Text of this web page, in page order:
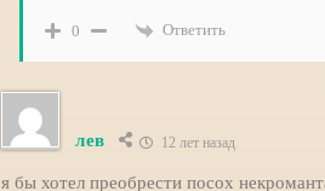
0 Ответить
лев 12 лет назад
я бы хотел преобрести посох